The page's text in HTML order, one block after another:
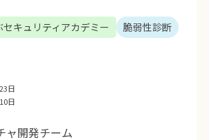
セキュリティアカデミー
脆弱性診断
ャ開発チーム
日
日